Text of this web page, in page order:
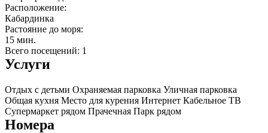
Расположение:
Кабардинка
Растояние до моря:
15 мин.
Всего посещений: 1
Услуги
Отдых с детьми Охраняемая парковка Уличная парковка
Общая кухня Место для курения Интернет Кабельное ТВ
Супермаркет рядом Прачечная Парк рядом
Номера